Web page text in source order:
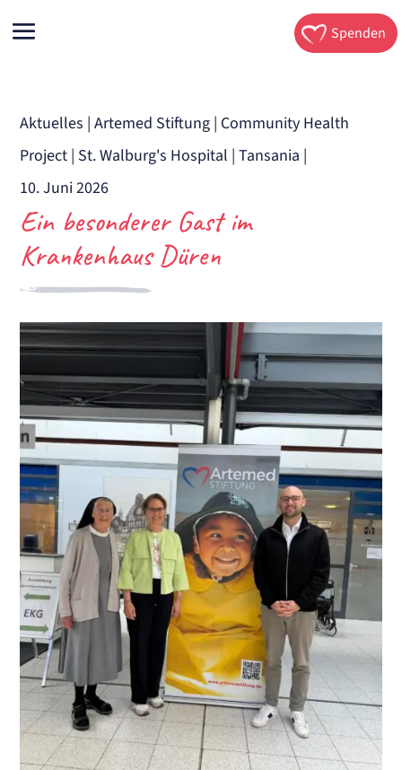
Spenden
Aktuelles |Artemed Stiftung | Community Health
Project | St. Walburg's Hospital |Tansania |
10. Juni 2026
Ein besonderer Gast im
Krankenhaus Düren